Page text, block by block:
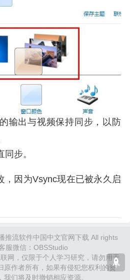
输出与视频保持同步，以防
步。
，因为Vsync现在已被永久启
推流软件中国中文官网下载 All rights
服微信：OBSStudio
网，仅限于个人学习研究，请勿用于
原作者所有，如果有侵犯您权利的资
们将及时撤销相应资源。